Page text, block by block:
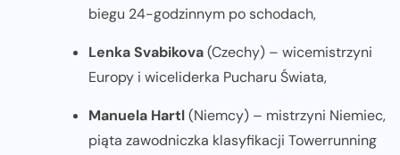
biegu 24-godzinnym po schodach,
Lenka Svabikova(Czechy) – wicemistrzyni
Europy i wiceliderka Pucharu Świata,
Manuela Hartl(Niemcy) – mistrzyni Niemiec,
piąta zawodniczka klasyfikacji Towerrunning